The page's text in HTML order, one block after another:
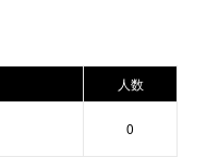
人数
0